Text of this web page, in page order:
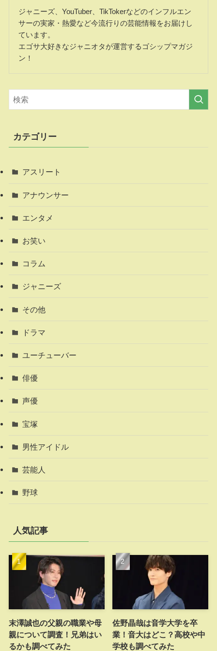
ジャニーズ、YouTuber、TikTokerなどのインフルエン
サーの実家・熱愛など今流行りの芸能情報をお届けし
ています。
エゴサ大好きなジャニオタが運営するゴシップマガジ
ン！
カテゴリー
アスリート
アナウンサー
エンタメ
お笑い
コラム
ジャニーズ
その他
ドラマ
ユーチューバー
俳優
声優
宝塚
男性アイドル
芸能人
野球
人気記事
末澤誠也の父親の職業や母
親について調査！兄弟はい
るかも調べてみた
佐野晶哉は音学大学を卒
業！音大はどこ？高校や中
学校も調べてみた